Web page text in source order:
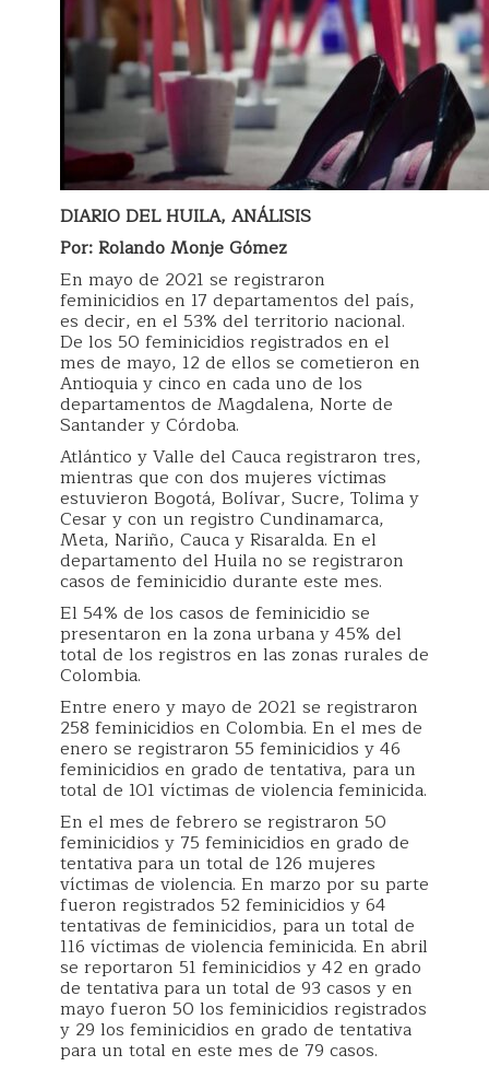
DIARIO DEL HUILA, ANÁLISIS
Por: Rolando Monje Gómez
En mayo de 2021 se registraron
feminicidios en 17 departamentos del país,
es decir, en el 53% del territorio nacional.
De los 50 feminicidios registrados en el
mes de mayo, 12 de ellos se cometieron en
Antioquia y cinco en cada uno de los
departamentos de Magdalena, Norte de
Santander y Córdoba.
Atlántico y Valle del Cauca registraron tres,
mientras que con dos mujeres víctimas
estuvieron Bogotá, Bolívar, Sucre, Tolima y
Cesar y con un registro Cundinamarca,
Meta, Nariño, Cauca y Risaralda. En el
departamento del Huila no se registraron
casos de feminicidio durante este mes.
El 54% de los casos de feminicidio se
presentaron en la zona urbana y 45% del
total de los registros en las zonas rurales de
Colombia.
Entre enero y mayo de 2021 se registraron
258 feminicidios en Colombia. En el mes de
enero se registraron 55 feminicidios y 46
feminicidios en grado de tentativa, para un
total de 101 víctimas de violencia feminicida.
En el mes de febrero se registraron 50
feminicidios y 75 feminicidios en grado de
tentativa para un total de 126 mujeres
víctimas de violencia. En marzo por su parte
fueron registrados 52 feminicidios y 64
tentativas de feminicidios, para un total de
116 víctimas de violencia feminicida. En abril
se reportaron 51 feminicidios y 42 en grado
de tentativa para un total de 93 casos y en
mayo fueron 50 los feminicidios registrados
y 29 los feminicidios en grado de tentativa
para un total en este mes de 79 casos.